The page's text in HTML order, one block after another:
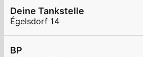
Deine Tankstelle
Égelsdorf 14
BP